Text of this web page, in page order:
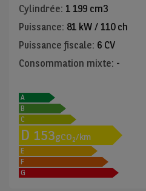
Cylindrée: 1 199 cm3
Puissance: 81 kW / 110 ch
Puissance fiscale: 6 CV
Consommation mixte: -
A
B
C
D 153gCO2/km
E
F
G